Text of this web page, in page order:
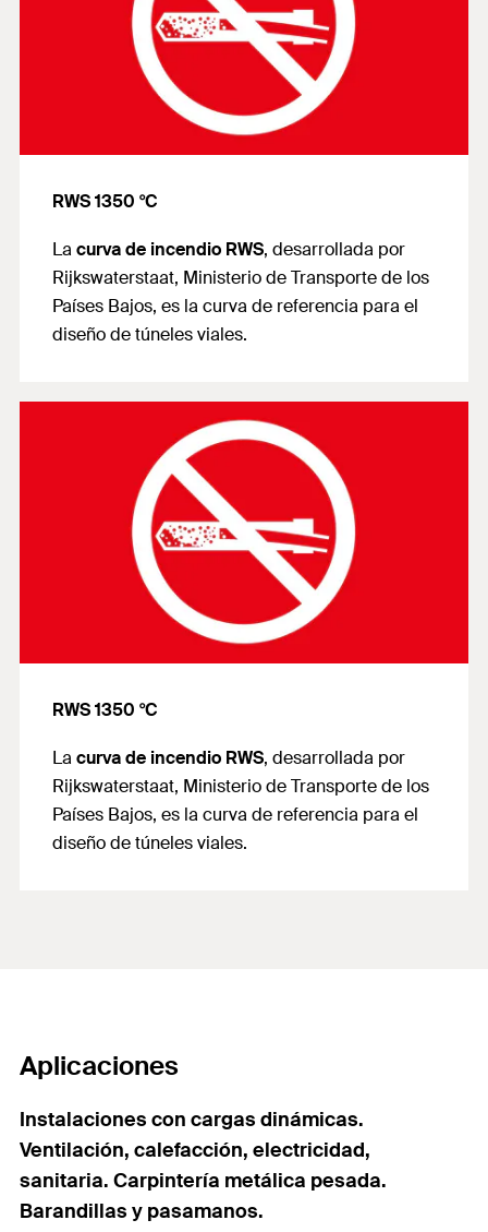
RWS 1350 °C
La curva de incendio RWS, desarrollada por
Rijkswaterstaat, Ministerio de Transporte de los
Países Bajos, es la curva de referencia para el
diseño de túneles viales.
RWS 1350 °C
La curva de incendio RWS, desarrollada por
Rijkswaterstaat, Ministerio de Transporte de los
Países Bajos, es la curva de referencia para el
diseño de túneles viales.
Aplicaciones
Instalaciones con cargas dinámicas.
Ventilación, calefacción, electricidad,
sanitaria. Carpintería metálica pesada.
Barandillas y pasamanos.